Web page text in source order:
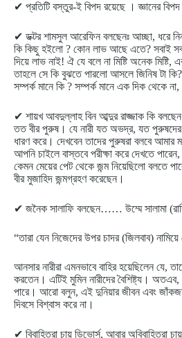
✔ প্রতিটি বস্তুর-ই বিপদ রয়েছে । জ্ঞানের
✔ ডক্টর শামসুল আরেফিন বলছেনঃ আচ্ছা, ধরে
কি কিছু হইলো ? কোন লাভ আছে এতে? সবাই সব
দিয়ে লাভ নাই! ঐ যে বলে না মিষ্টি অনেক
তাহলে সে কি বুঝতে পারলো আসলে জিনিষ টা
সম্পর্ক মানে কি ? সম্পর্ক মানে এক দিক থেকে
✔ শায়খ আবদুল্লাহ বিন আব্দুর রাজ্জাক কি
তত বীর পুরুষ। যে নারী যত অভদ্র, যত পুরুষদের
ধারণ করে। দেখবেন তাদের পুরুষরা বলবে আমার
আপনি চাইলে বাস্তবে পরীক্ষা করে দেখতে
কেমন মেয়ের পেট থেকে জন্ম নিয়েছিলো বলতে
বীর মুজাহিদ জন্মগ্রহণ করেছেন।
✔ জনৈক সালাফি বলছেন…… উম্মে সালামা
“তারা যেন নিজেদের উপর চাদর (জিলবাব)
আনসার নারীরা এমনভাবে বাহির হয়েছিলেন যে,
করতেন। এটিই মুমিন নারীদের বৈশিষ্ট্য।
পারে। আরো বলুন, এই দুনিয়ার জীবন এবং
দিবসে বিশ্বাস করে না।
✔ বিবাহিতরা চায় ডিভোর্স, আবার